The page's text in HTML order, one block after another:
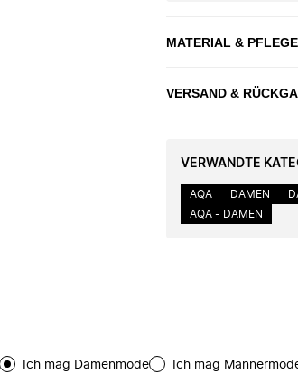
MATERIAL & PFLEGE
VERSAND &
VERWANDTE
AQA DAMEN
AQA - DAMEN
Ich mag Damenmode Ich mag